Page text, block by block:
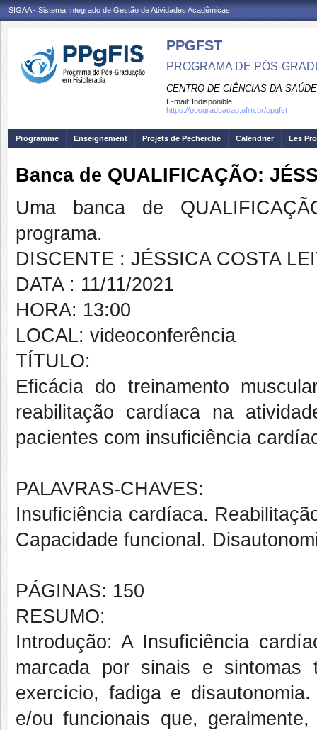
SIGAA - Sistema Integrado de Gestão de Atividades Acadêmicas
PPGFST
PROGRAMA DE PÓS-
CENTRO DE CIÊNCIAS DA SAÚDE
E-mail: Indisponible
https://posgraduacao.ufrn.br/ppgfst
Programme Enseignement Projets de Pecherche Calendrier Les
Banca de QUALIFICAÇÃO:
Uma banca de
programa.
DISCENTE : JÉSSICA COSTA
DATA : 11/11/2021
HORA: 13:00
LOCAL: videoconferência
TÍTULO:
Eficácia do treinamento
reabilitação cardíaca na
pacientes com insuficiência
PALAVRAS-CHAVES:
Insuficiência cardíaca.
Capacidade funcional.
PÁGINAS: 150
RESUMO:
Introdução: A Insuficiência
marcada por sinais e sintomas
exercício, fadiga e
e/ou funcionais que,